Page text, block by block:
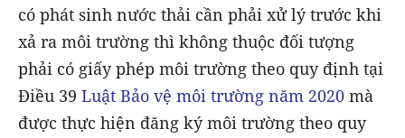
có phát sinh nước thải cần phải xử lý trước khi
xả ra môi trường thì không thuộc đối tượng
phải có giấy phép môi trường theo quy định tại
Điều 39 Luật Bảo vệ môi trường năm 2020 mà
được thực hiện đăng ký môi trường theo quy